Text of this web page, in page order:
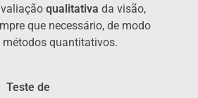
qualitativa da visão,
que necessário, de modo
quantitativos.
Teste de